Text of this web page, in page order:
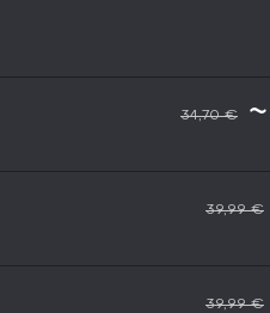
34,70 €
39,99 €
39,99 €